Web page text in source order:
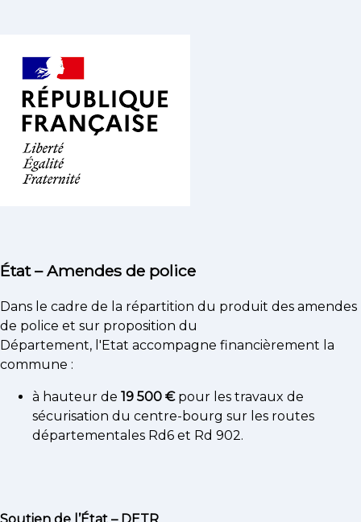
État – Amendes de police
Dans le cadre de la répartition du produit des amendes
de police et sur proposition du
Département, l'Etat accompagne financièrement la
commune :
à hauteur de 19 500 €pour les travaux de
sécurisation du centre-bourg sur les routes
départementales Rd6 et Rd 902.